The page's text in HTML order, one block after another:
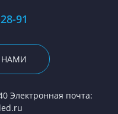
91
НАМИ
Электронная почта: